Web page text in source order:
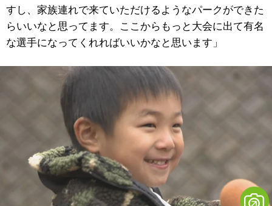
すし、家族連れで来ていただけるようなパークができた
らいいなと思ってます。ここからもっと大会に出て有名
な選手になってくれればいいかなと思います」